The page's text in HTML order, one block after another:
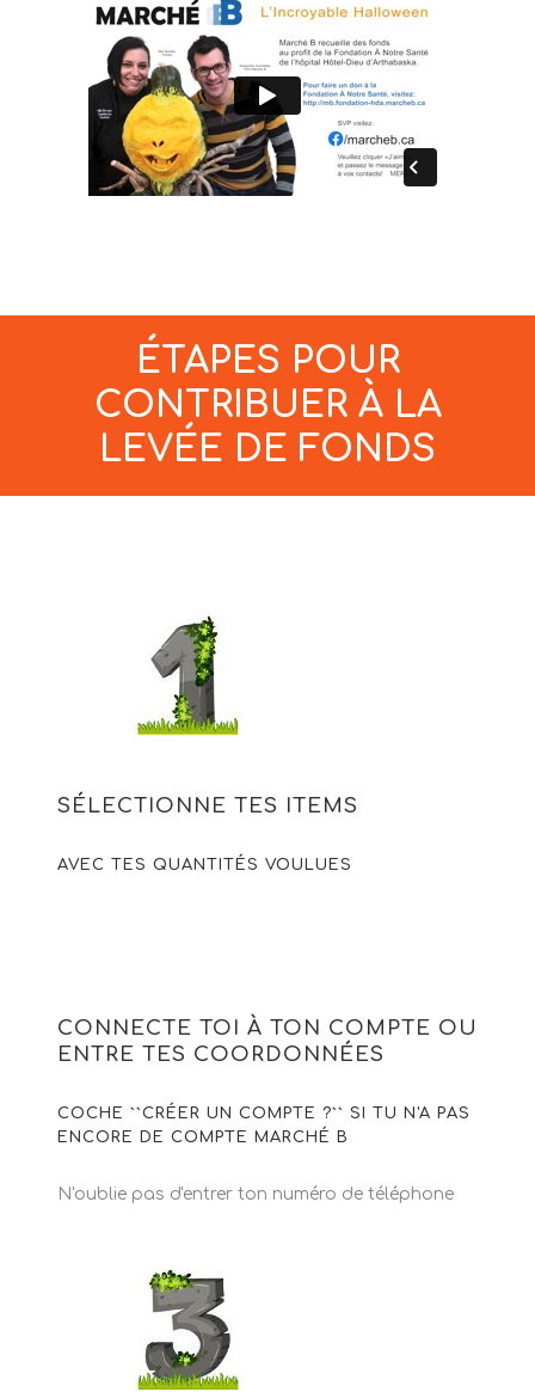
ÉTAPES POUR
CONTRIBUER À LA
LEVÉE DE FONDS
SÉLECTIONNE TES ITEMS
AVEC TES QUANTITÉS VOULUES
CONNECTE TOI À TON COMPTE OU
ENTRE TES COORDONNÉES
COCHE ``CRÉER UN COMPTE ?`` SI TU N'A PAS
ENCORE DE COMPTE MARCHÉ B
N'oublie pas d'entrer ton numéro de téléphone